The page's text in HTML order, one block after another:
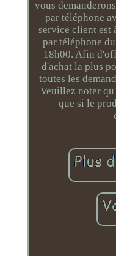
vous
par téléphone
service client est
par téléphone
18h00. Afin
d'achat la plus
toutes les
Veuillez noter
que si le